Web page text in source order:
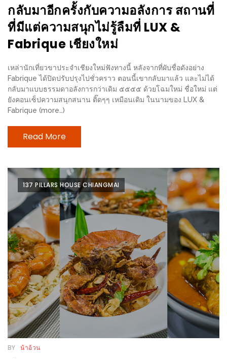
น้า
ครั้ง
ที่
พา
เพื่อน
มา
INSTAGRAM
รวม
โปร
ชั่
นวัน
แม่
แห่ง
ชาติ
2557
ร้าน
กลับมาอีกครั้งกับความอลังการ สถานที่
ที่มีแต่ความสนุกไม่รู้ลืมที่ LUX &
Fabrique เชียงใหม่
เหล่านักเที่ยวขาประจำเชียงใหม่ฟังทางนี้ หลังจากที่ผับชื่อดังอย่าง
Fabrique ได้ปิดปรับปรุงไปชั่วคราว ตอนนี้เขากลับมาแล้ว และไม่ได้
กลับมาแบบธรรมดาอลังการกว่าเดิม ๕๕๕๕ ด้วยโฉมใหม่ ชื่อใหม่ แต่
ยังคอนเซ็ปความสนุกสนาน ติ๊ดๆๆ เหมือนเดิม ในนามของ LUX &
Fabrique (more…)
Read More
137 PILLARS HOUSE CHIANGMAI
BY น้าอ้วน